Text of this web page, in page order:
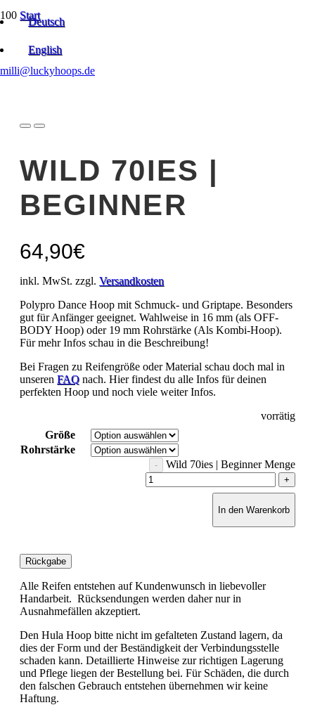
Deutsch
English
milli@luckyhoops.de
Start
Taped Polypro | OFF-BODY & Kombi
WILD 70IES |
BEGINNER
64,90€
inkl. MwSt. zzgl. Versandkosten
Polypro Dance Hoop mit Schmuck- und Griptape. Besonders
gut für Anfänger geeignet. Wahlweise in 16 mm (als OFF-
BODY Hoop) oder 19 mm Rohrstärke (Als Kombi-Hoop).
Für mehr Infos schau in die Beschreibung!
Bei Fragen zu Reifengröße oder Material schau doch mal in
unseren FAQ nach. Hier findest du alle Infos für deinen
perfekten Hoop und noch viele weiter Infos.
vorrätig
Größe
Rohrstärke
Wild 70ies | Beginner Menge
In den Warenkorb
Rückgabe
Alle Reifen entstehen auf Kundenwunsch in liebevoller
Handarbeit. Rücksendungen werden daher nur in
Ausnahmefällen akzeptiert.
Den Hula Hoop bitte nicht im gefalteten Zustand lagern, da
dies der Form und der Beständigkeit der Verbindungsstelle
schaden kann. Detaillierte Hinweise zur richtigen Lagerung
und Pflege liegen der Bestellung bei. Für Schäden, die durch
den falschen Gebrauch entstehen übernehmen wir keine
Haftung.